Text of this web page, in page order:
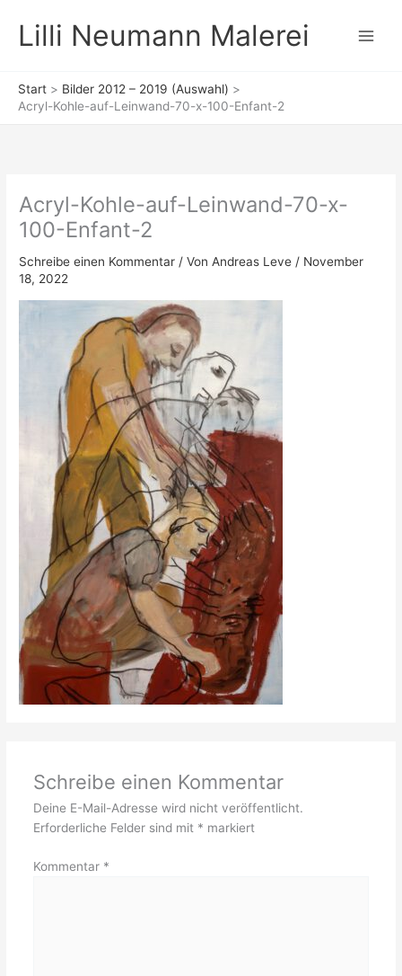
Inhalt
springen
Lilli Neumann Malerei
Start
Bilder 2012 – 2019 (Auswahl)
Acryl-Kohle-auf-Leinwand-70-x-100-Enfant-2
Acryl-Kohle-auf-Leinwand-70-x-
100-Enfant-2
Schreibe einen Kommentar / VonAndreas Leve / November
18, 2022
Schreibe einen Kommentar
Deine E-Mail-Adresse wird nicht veröffentlicht.
Erforderliche Felder sind mit * markiert
Kommentar *